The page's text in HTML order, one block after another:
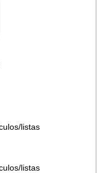
listas
listas